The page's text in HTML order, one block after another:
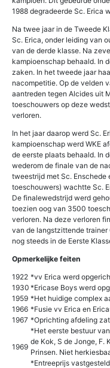
1988 degradeerde Sc. Erica
Na twee jaar in de Tweede
Sc. Erica, onder leiding van
van de derde klasse. Na
kampioenschap behaald. In
zaken. In het tweede jaar
nacompetitie. Op de velden
aantreden tegen Alcides uit
toeschouwers op deze
verloren.
In het jaar daarop werd Sc.
kampioenschap werd WKE
de eerste plaats behaald. In
wederom de finale van de
tweestrijd met Sc. Enschede
toeschouwers) wachtte Sc.
De finalewedstrijd werd
toezien oog van 3500
verloren. Na deze verloren
van de langstzittende trainer
nog steeds in de Eerste
Opmerkelijke feiten
1922 *vv Erica werd
1930 *Ericase Boys werd
1959 *Het huidige complex
1966 *Fusie vv Erica en
1967 *Oprichting afdeling
1969
*Het eerste bestuur
de Kok, S de Jonge, F.
Prinsen. Niet
*Entreeprijs